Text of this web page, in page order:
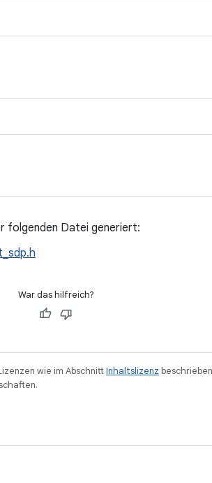
folgenden Datei generiert:
War das hilfreich?
wie im AbschnittInhaltslizenz